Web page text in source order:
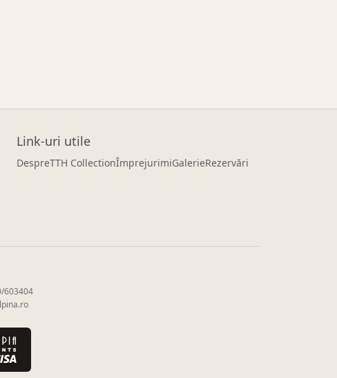
Link-uri utile
DespreTTH CollectionÎmprejurimiGalerieRezervări
603404